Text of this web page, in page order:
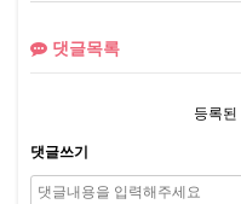
댓글목록
등록된
댓글쓰기